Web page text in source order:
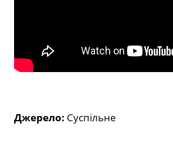
Джерело: Суспільне